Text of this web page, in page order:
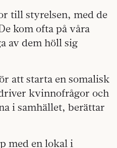
till styrelsen, med de
kom ofta på våra
av dem höll sig
att starta en somalisk
kvinnofrågor och
i samhället, berättar
med en lokal i